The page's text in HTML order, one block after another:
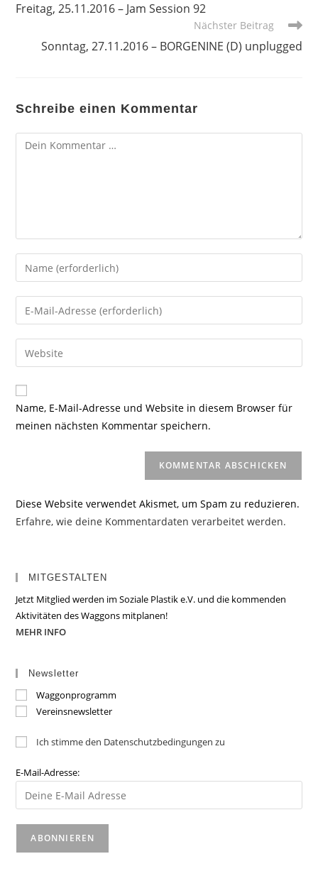
ansehen
Freitag, 25.11.2016 – Jam Session 92
Nächster Beitrag
Sonntag, 27.11.2016 – BORGENINE (D) unplugged
Schreibe einen Kommentar
Kommentar
Gib
deinen
Namen
oder
zum
Kommentieren
ein
Gib
deine
E-
Mail-
zum
Kommentieren
ein
Gib
deine
Website-
URL
Name, E-Mail-Adresse und Website in diesem Browser für
meinen nächsten Kommentar speichern.
Diese Website verwendet Akismet, um Spam zu reduzieren.
Erfahre, wie deine Kommentardaten verarbeitet werden.
MITGESTALTEN
Jetzt Mitglied werden im Soziale Plastik e.V. und die kommenden
Aktivitäten des Waggons mitplanen!
MEHR INFO
Newsletter
Waggonprogramm
Vereinsnewsletter
Ich stimme den Datenschutzbedingungen zu
E-Mail-Adresse: